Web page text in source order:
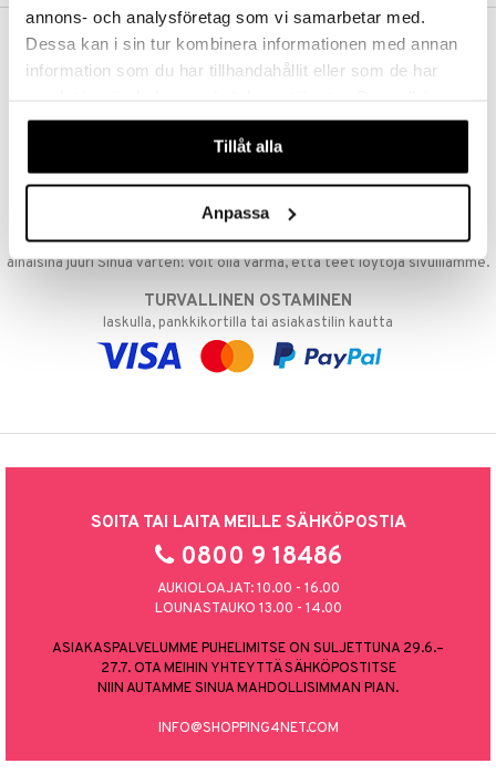
annons- och analysföretag som vi samarbetar med.
Dessa kan i sin tur kombinera informationen med annan
information som du har tillhandahållit eller som de har
våra cookies vid fortsatt användande av vår webbplats.
Tillåt alla
Anpassa
ILMAINEN TOIMITUS YLI 50 €
NOPEAT TOIMITUKSET
päivänä
EDULLISET HINNAT
Ostamalla suuria eriä tuotteita varastoomme voimme pitää hinnat
alhaisina juuri Sinua varten! Voit olla varma, että teet löytöjä sivuillamme.
TURVALLINEN OSTAMINEN
laskulla, pankkikortilla tai asiakastilin kautta
SOITA TAI LAITA MEILLE SÄHKÖPOSTIA
0800 9 18486
AUKIOLOAJAT: 10.00 - 16.00
LOUNASTAUKO 13.00 - 14.00
ASIAKASPALVELUMME PUHELIMITSE ON SULJETTUNA 29.6.–
27.7. OTA MEIHIN YHTEYTTÄ SÄHKÖPOSTITSE
NIIN AUTAMME SINUA MAHDOLLISIMMAN PIAN.
INFO@SHOPPING4NET.COM